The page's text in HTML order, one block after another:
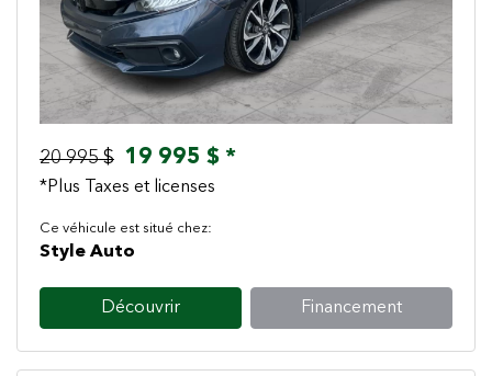
20 995 $ 19 995 $ *
*Plus Taxes et licenses
Ce véhicule est situé chez:
Style Auto
Découvrir Financement